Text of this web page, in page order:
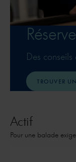
Des
TROUVER
Actif
Pour une balade